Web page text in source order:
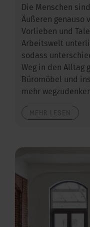
Die Menschen
Äußeren genauso
Vorlieben und
Arbeitswelt
sodass
Weg in den Alltag
Büromöbel und
mehr